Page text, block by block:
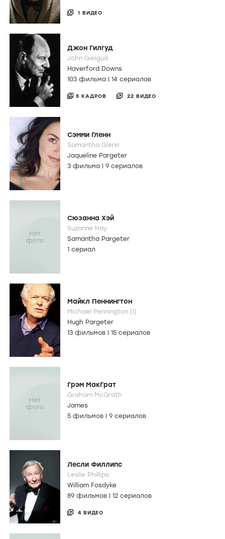
1 ВИДЕО
Джон Гилгуд
John Gielgud
Haverford Downs
103 фильма | 14 сериалов
5 КАДРОВ 22 ВИДЕО
Сэмми Гленн
Samantha Glenn
Jaqueline Pargeter
3 фильма
9 сериалов
Сюзанна Хэй
Suzanne Hay
Samantha Pargeter
1 сериал
Майкл Пеннингтон
Michael Pennington (I)
Hugh Pargeter
13 фильмов
15 сериалов
Грэм МакГрат
Graham McGrath
James
5 фильмов
9 сериалов
Лесли Филлипс
Leslie Phillips
William Fosdyke
89 фильмов | 12 сериалов
4 ВИДЕО